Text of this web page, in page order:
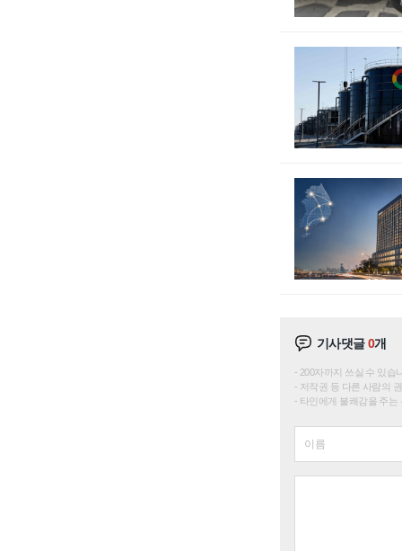
기사댓글0개
200자까지 쓰실 수 있습
저작권 등 다른 사람의
타인에게 불쾌감을 주는